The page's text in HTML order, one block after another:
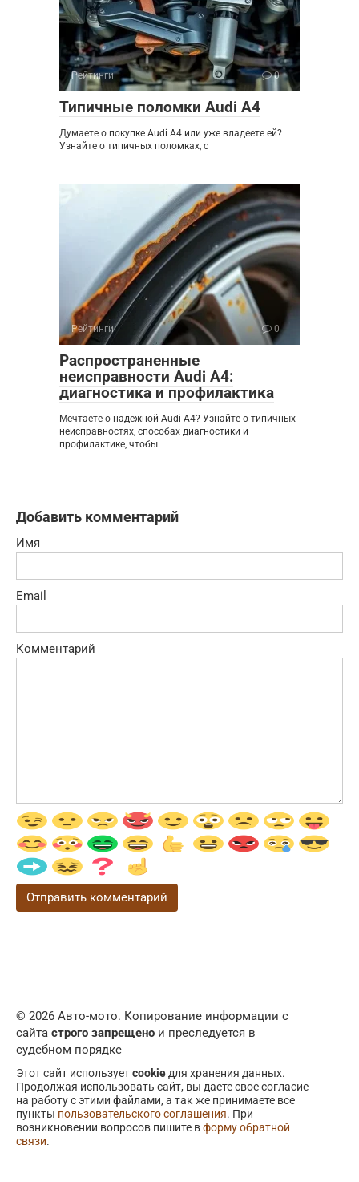
Рейтинги 0
Типичные поломки Audi A4
Думаете о покупке Audi A4 или уже владеете ей?
Узнайте о типичных поломках, с
Рейтинги 0
Распространенные
неисправности Audi A4:
диагностика и профилактика
Мечтаете о надежной Audi A4? Узнайте о типичных
неисправностях, способах диагностики и
профилактике, чтобы
Добавить комментарий
Имя
Email
Комментарий
© 2026 Авто-мото. Копирование информации с
сайта строго запрещено и преследуется в
судебном порядке
Этот сайт используетcookie для хранения данных.
Продолжая использовать сайт, вы даете свое согласие
на работу с этими файлами, а так же принимаете все
пункты пользовательского соглашения. При
возникновении вопросов пишите вформу обратной
связи.